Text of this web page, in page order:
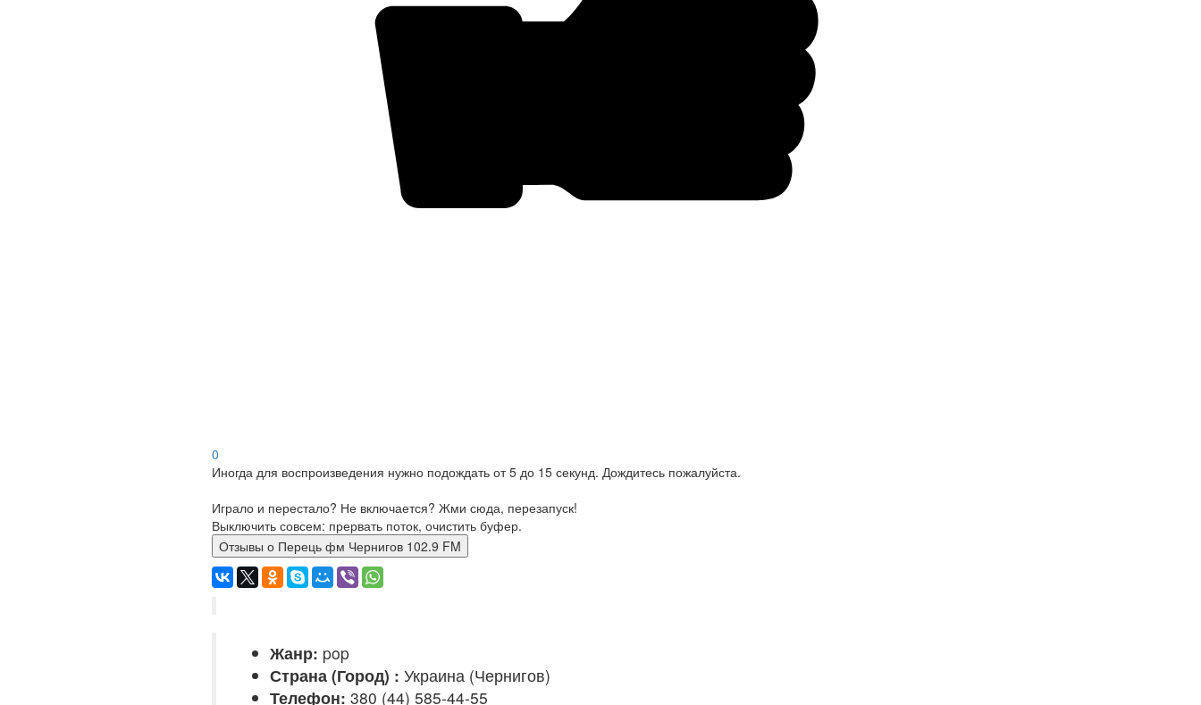
0
Иногда для воспроизведения нужно подождать от 5 до 15 секунд. Дождитесь пожалуйста.
Играло и перестало? Не включается? Жми сюда, перезапуск!
Выключить совсем: прервать поток, очистить буфер.
Отзывы о Перець фм Чернигов 102.9 FM
Жанр: pop
Страна (Город) : Украина (Чернигов)
Телефон: 380 (44) 585-44-55